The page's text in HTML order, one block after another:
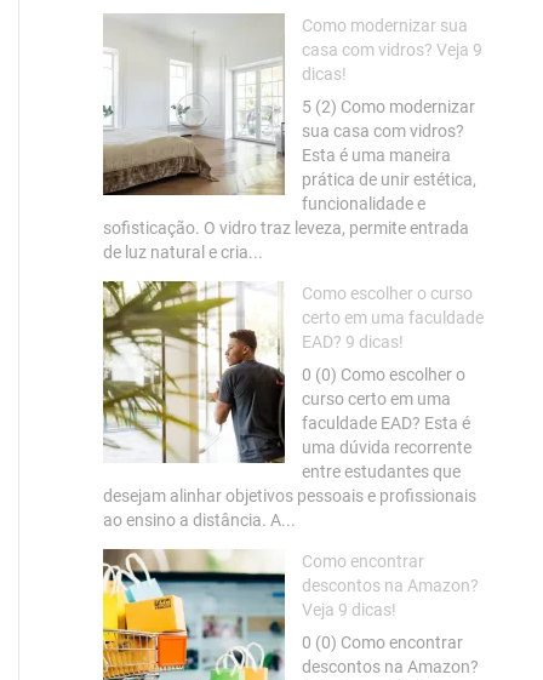
Como modernizar sua
casa com vidros? Veja 9
dicas!
5 (2) Como modernizar
sua casa com vidros?
Esta é uma maneira
prática de unir estética,
funcionalidade e
sofisticação. O vidro traz leveza, permite entrada
de luz natural e cria...
Como escolher o curso
certo em uma faculdade
EAD? 9 dicas!
0 (0) Como escolher o
curso certo em uma
faculdade EAD? Esta é
uma dúvida recorrente
entre estudantes que
desejam alinhar objetivos pessoais e profissionais
ao ensino a distância. A...
Como encontrar
descontos na Amazon?
Veja 9 dicas!
0 (0) Como encontrar
descontos na Amazon?